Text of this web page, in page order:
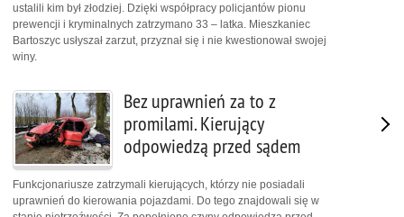
ustalili kim był złodziej. Dzięki współpracy policjantów pionu
prewencji i kryminalnych zatrzymano 33 – latka. Mieszkaniec
Bartoszyc usłyszał zarzut, przyznał się i nie kwestionował swojej
winy.
Bez uprawnień za to z
promilami. Kierujący
odpowiedzą przed sądem
Funkcjonariusze zatrzymali kierujących, którzy nie posiadali
uprawnień do kierowania pojazdami. Do tego znajdowali się w